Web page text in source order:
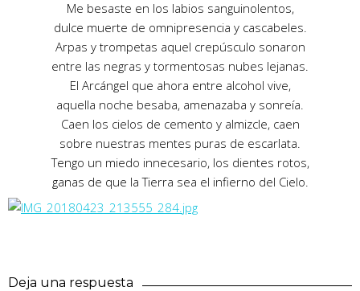
Me besaste en los labios sanguinolentos,
dulce muerte de omnipresencia y cascabeles.
Arpas y trompetas aquel crepúsculo sonaron
entre las negras y tormentosas nubes lejanas.
El Arcángel que ahora entre alcohol vive,
aquella noche besaba, amenazaba y sonreía.
Caen los cielos de cemento y almizcle, caen
sobre nuestras mentes puras de escarlata.
Tengo un miedo innecesario, los dientes rotos,
ganas de que la Tierra sea el infierno del Cielo.
Deja una respuesta